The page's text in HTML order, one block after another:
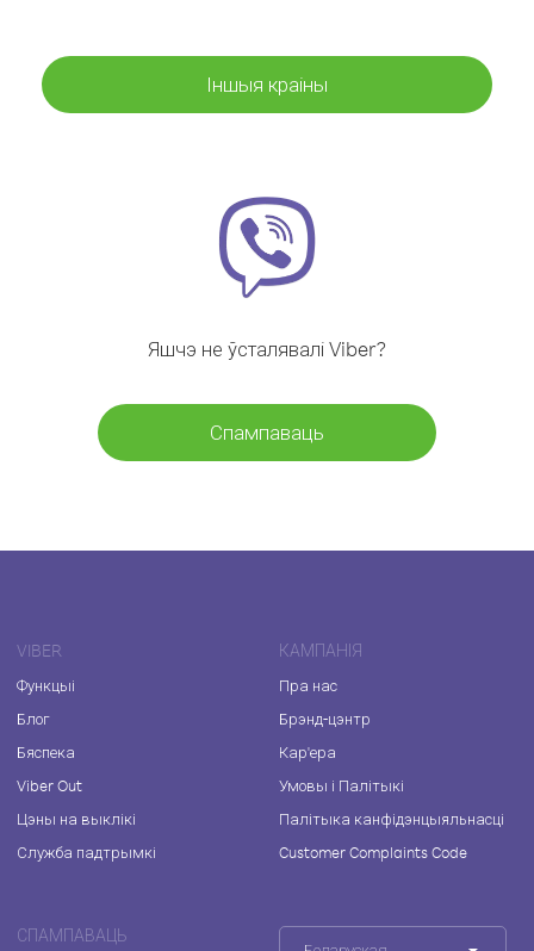
Іншыя краіны
Яшчэ не ўсталявалі Viber?
Спампаваць
VIBER
Функцыі
Блог
Бяспека
Viber Out
Цэны на выклікі
Служба падтрымкі
КАМПАНІЯ
Пра нас
Брэнд-цэнтр
Кар'ера
Умовы і Палітыкі
Палітыка канфідэнцыяльнасці
Customer Complaints Code
СПАМПАВАЦЬ